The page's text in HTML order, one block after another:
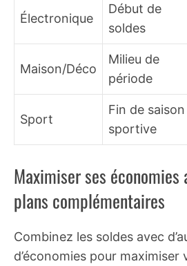
Électronique
Début de
soldes
Maison/Déco
Milieu de
période
Sport
Fin de saison
sportive
Maximiser ses économies
plans complémentaires
Combinez les soldes avec
d’économies pour